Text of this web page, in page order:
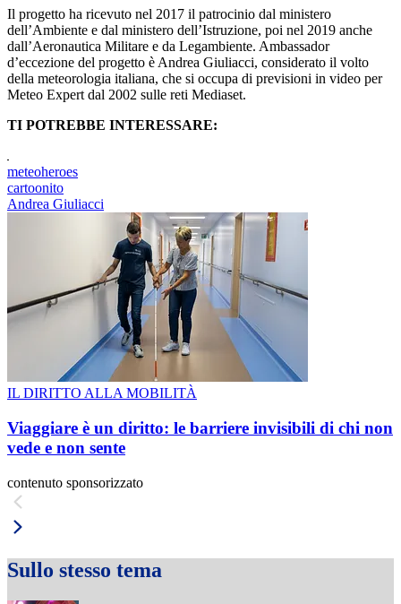
Il progetto ha ricevuto nel 2017 il patrocinio dal ministero
dell’Ambiente e dal ministero dell’Istruzione, poi nel 2019 anche
dall’Aeronautica Militare e da Legambiente. Ambassador
d’eccezione del progetto è Andrea Giuliacci, considerato il volto
della meteorologia italiana, che si occupa di previsioni in video per
Meteo Expert dal 2002 sulle reti Mediaset.
TI POTREBBE INTERESSARE:
meteoheroes
cartoonito
Andrea Giuliacci
IL DIRITTO ALLA MOBILITÀ
Viaggiare è un diritto: le barriere invisibili di chi non
vede e non sente
contenuto sponsorizzato
Sullo stesso tema